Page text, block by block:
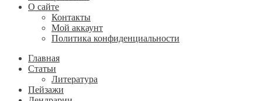
О сайте
Контакты
Мой аккаунт
Политика конфиденциальности
Главная
Статьи
Литература
Пейзажи